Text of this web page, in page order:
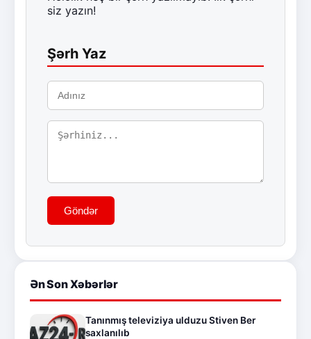
siz yazın!
Şərh Yaz
Göndər
Ən Son Xəbərlər
Tanınmış televiziya ulduzu Stiven Ber
saxlanılıb